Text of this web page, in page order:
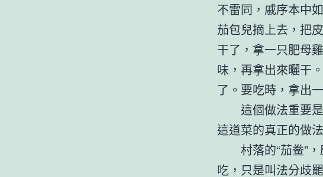
不雷同，戚序本中
茄包兒摘上去，把
干了，拿一只肥母
味，再拿出來曬干
了。要吃時，拿出
這個做法重要
這道菜的真正的做
村落的“茄鲞”
吃，只是叫法分歧